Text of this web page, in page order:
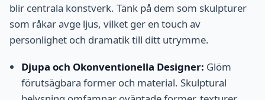
blir centrala konstverk. Tänk på dem som skulpturer
som råkar avge ljus, vilket ger en touch av
personlighet och dramatik till ditt utrymme.
Djupa och Okonventionella Designer: Glöm
förutsägbara former och material. Skulptural